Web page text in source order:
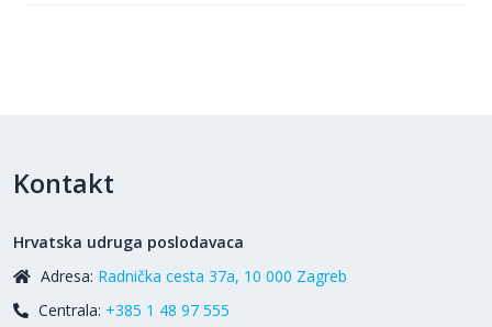
Kontakt
Hrvatska udruga poslodavaca
Adresa: Radnička cesta 37a, 10 000 Zagreb
Centrala: +385 1 48 97 555